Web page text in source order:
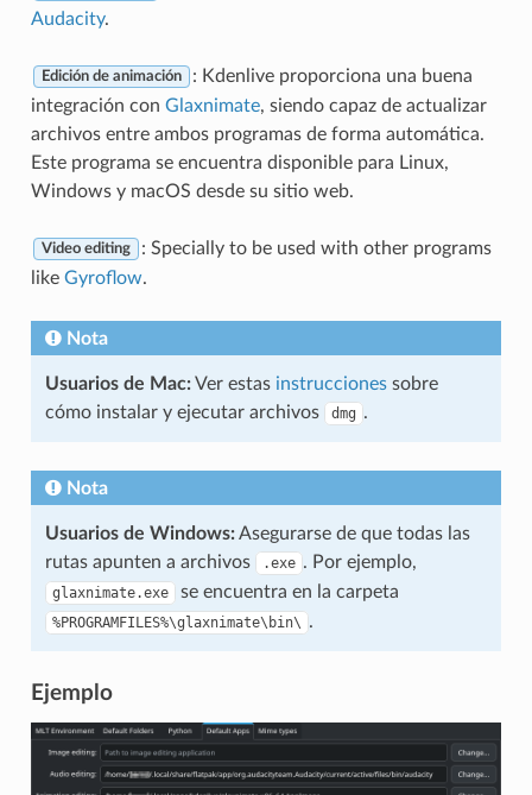
Audacity.
Edición de animación
: Kdenlive proporciona una buena
integración con Glaxnimate, siendo capaz de actualizar
archivos entre ambos programas de forma automática.
Este programa se encuentra disponible para Linux,
Windows y macOS desde su sitio web.
Video editing
: Specially to be used with other programs
like Gyroflow.
Nota
Usuarios de Mac:Ver estas instruccionessobre
cómo instalar y ejecutar archivos
dmg .
Nota
Usuarios de Windows:Asegurarse de que todas las
rutas apunten a archivos
.exe . Por ejemplo,
glaxnimate.exe se encuentra en la carpeta
%PROGRAMFILES%\glaxnimate\bin\ .
Ejemplo